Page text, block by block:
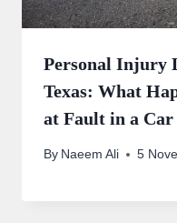
Personal Injury
Texas: What
at Fault in a Car
By Naeem Ali 5